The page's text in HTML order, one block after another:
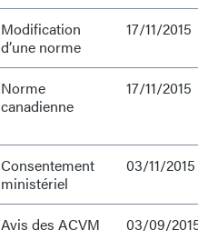
Modification
d’une norme
17/11/2015
Norme
canadienne
17/11/2015
Consentement
ministériel
03/11/2015
Avis des ACVM 03/09/